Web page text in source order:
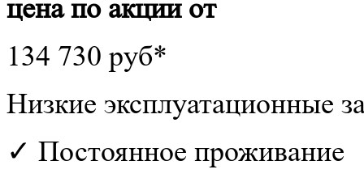
цена по акции от
134 730 руб*
Низкие эксплуатационные
✓ Постоянное проживание